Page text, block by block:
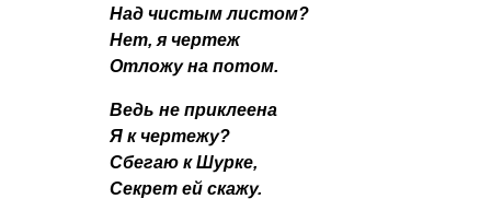
Над чистым листом?
Нет, я чертеж
Отложу на потом.
Ведь не приклеена
Я к чертежу?
Сбегаю к Шурке,
Секрет ей скажу.